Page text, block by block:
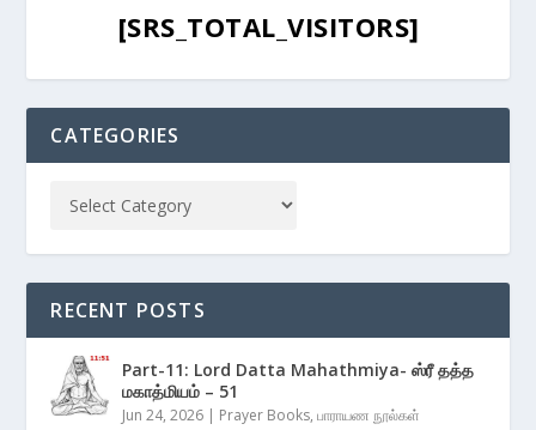
[SRS_TOTAL_VISITORS]
CATEGORIES
RECENT POSTS
Part-11: Lord Datta Mahathmiya- ஸ்ரீ தத்த
மகாத்மியம் – 51
Jun 24, 2026 | Prayer Books,பாராயண நூல்கள்